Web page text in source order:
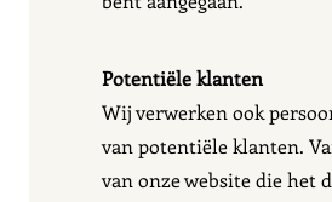
Potentiële klanten
Wij verwerken ook
van potentiële klanten.
van onze website die het